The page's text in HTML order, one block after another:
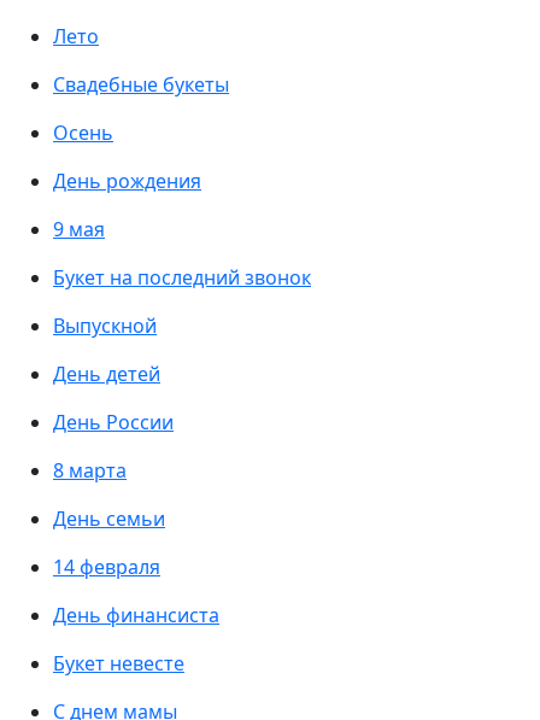
Лето
Свадебные букеты
Осень
День рождения
9 мая
Букет на последний звонок
Выпускной
День детей
День России
8 марта
День семьи
14 февраля
День финансиста
Букет невесте
С днем мамы